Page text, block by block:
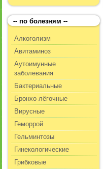
-- по болезням --
Алкоголизм
Авитаминоз
Аутоимунные
заболевания
Бактериальные
Бронхо-лёгочные
Вирусные
Геморрой
Гельминтозы
Гинекологические
Грибковые